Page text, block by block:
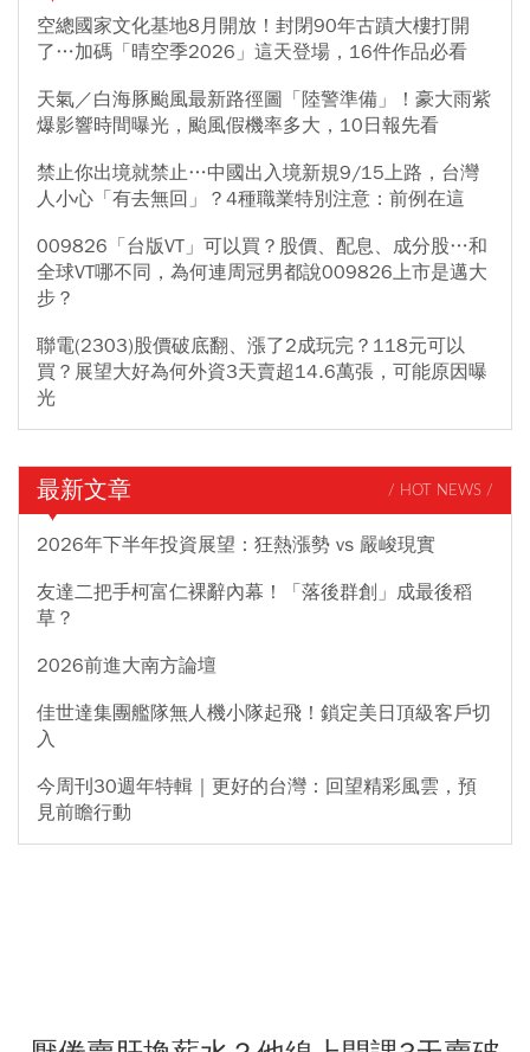
空總國家文化基地8月開放！封閉90年古蹟大樓打開
了…加碼「晴空季2026」這天登場，16件作品必看
天氣／白海豚颱風最新路徑圖「陸警準備」！豪大雨紫
爆影響時間曝光，颱風假機率多大，10日報先看
禁止你出境就禁止…中國出入境新規9/15上路，台灣
人小心「有去無回」？4種職業特別注意：前例在這
009826「台版VT」可以買？股價、配息、成分股…和
全球VT哪不同，為何連周冠男都說009826上市是邁大
步？
聯電(2303)股價破底翻、漲了2成玩完？118元可以
買？展望大好為何外資3天賣超14.6萬張，可能原因曝
光
最新文章 / HOT NEWS /
2026年下半年投資展望：狂熱漲勢 vs 嚴峻現實
友達二把手柯富仁裸辭內幕！「落後群創」成最後稻
草？
2026前進大南方論壇
佳世達集團艦隊無人機小隊起飛！鎖定美日頂級客戶切
入
今周刊30週年特輯｜更好的台灣：回望精彩風雲，預
見前瞻行動